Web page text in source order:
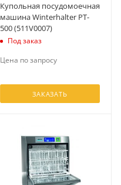
Купольная посудомоечная
машина Winterhalter PT-
500 (511V0007)
Под заказ
Цена по запросу
ЗАКАЗАТЬ